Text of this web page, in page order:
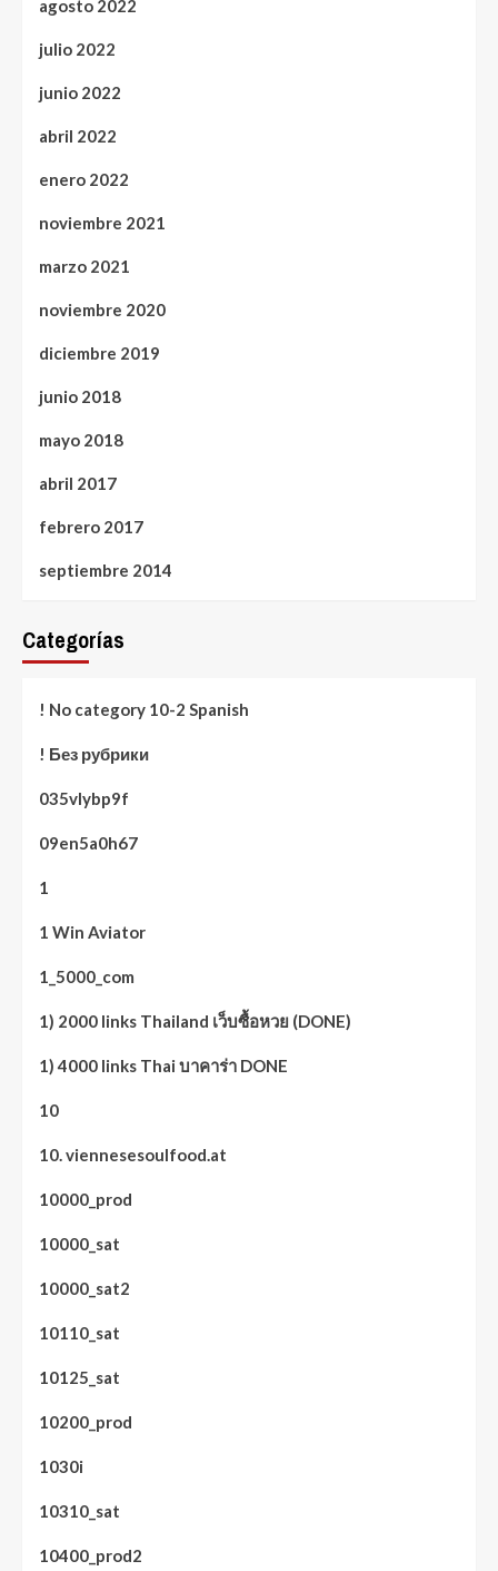
agosto 2022
julio 2022
junio 2022
abril 2022
enero 2022
noviembre 2021
marzo 2021
noviembre 2020
diciembre 2019
junio 2018
mayo 2018
abril 2017
febrero 2017
septiembre 2014
Categorías
! No category 10-2 Spanish
! Без рубрики
035vlybp9f
09en5a0h67
1
1 Win Aviator
1_5000_com
1) 2000 links Thailand เว็บซื้อหวย (DONE)
1) 4000 links Thai บาคาร่า DONE
10
10. viennesesoulfood.at
10000_prod
10000_sat
10000_sat2
10110_sat
10125_sat
10200_prod
1030i
10310_sat
10400_prod2